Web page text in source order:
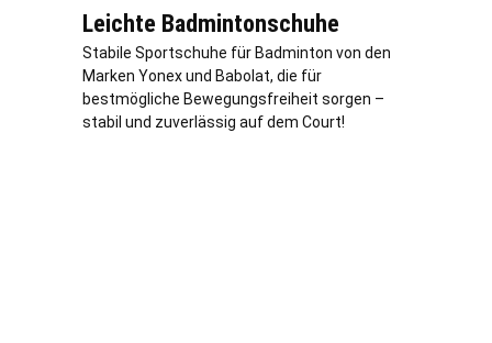
Leichte Badmintonschuhe
Stabile Sportschuhe für Badminton von den
Marken Yonex und Babolat, die für
bestmögliche Bewegungsfreiheit sorgen –
stabil und zuverlässig auf dem Court!